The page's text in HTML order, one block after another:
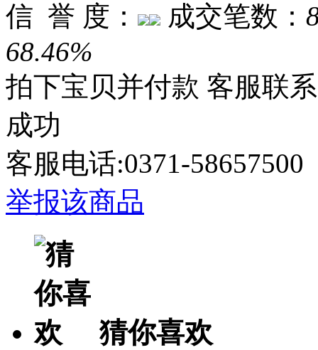
信 誉 度： 成交笔数：
68.46%
拍下宝贝并付款 客服联
成功
客服电话:0371-
举报该商品
猜你喜欢